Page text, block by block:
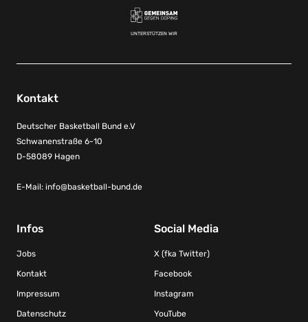
UNTERSTÜTZEN WIR
Kontakt
Deutscher Basketball Bund e.V
Schwanenstraße 6-10
D-58089 Hagen
E-Mail: info@basketball-bund.de
Infos
Jobs
Kontakt
Impressum
Datenschutz
Social Media
X (fka Twitter)
Facebook
Instagram
YouTube